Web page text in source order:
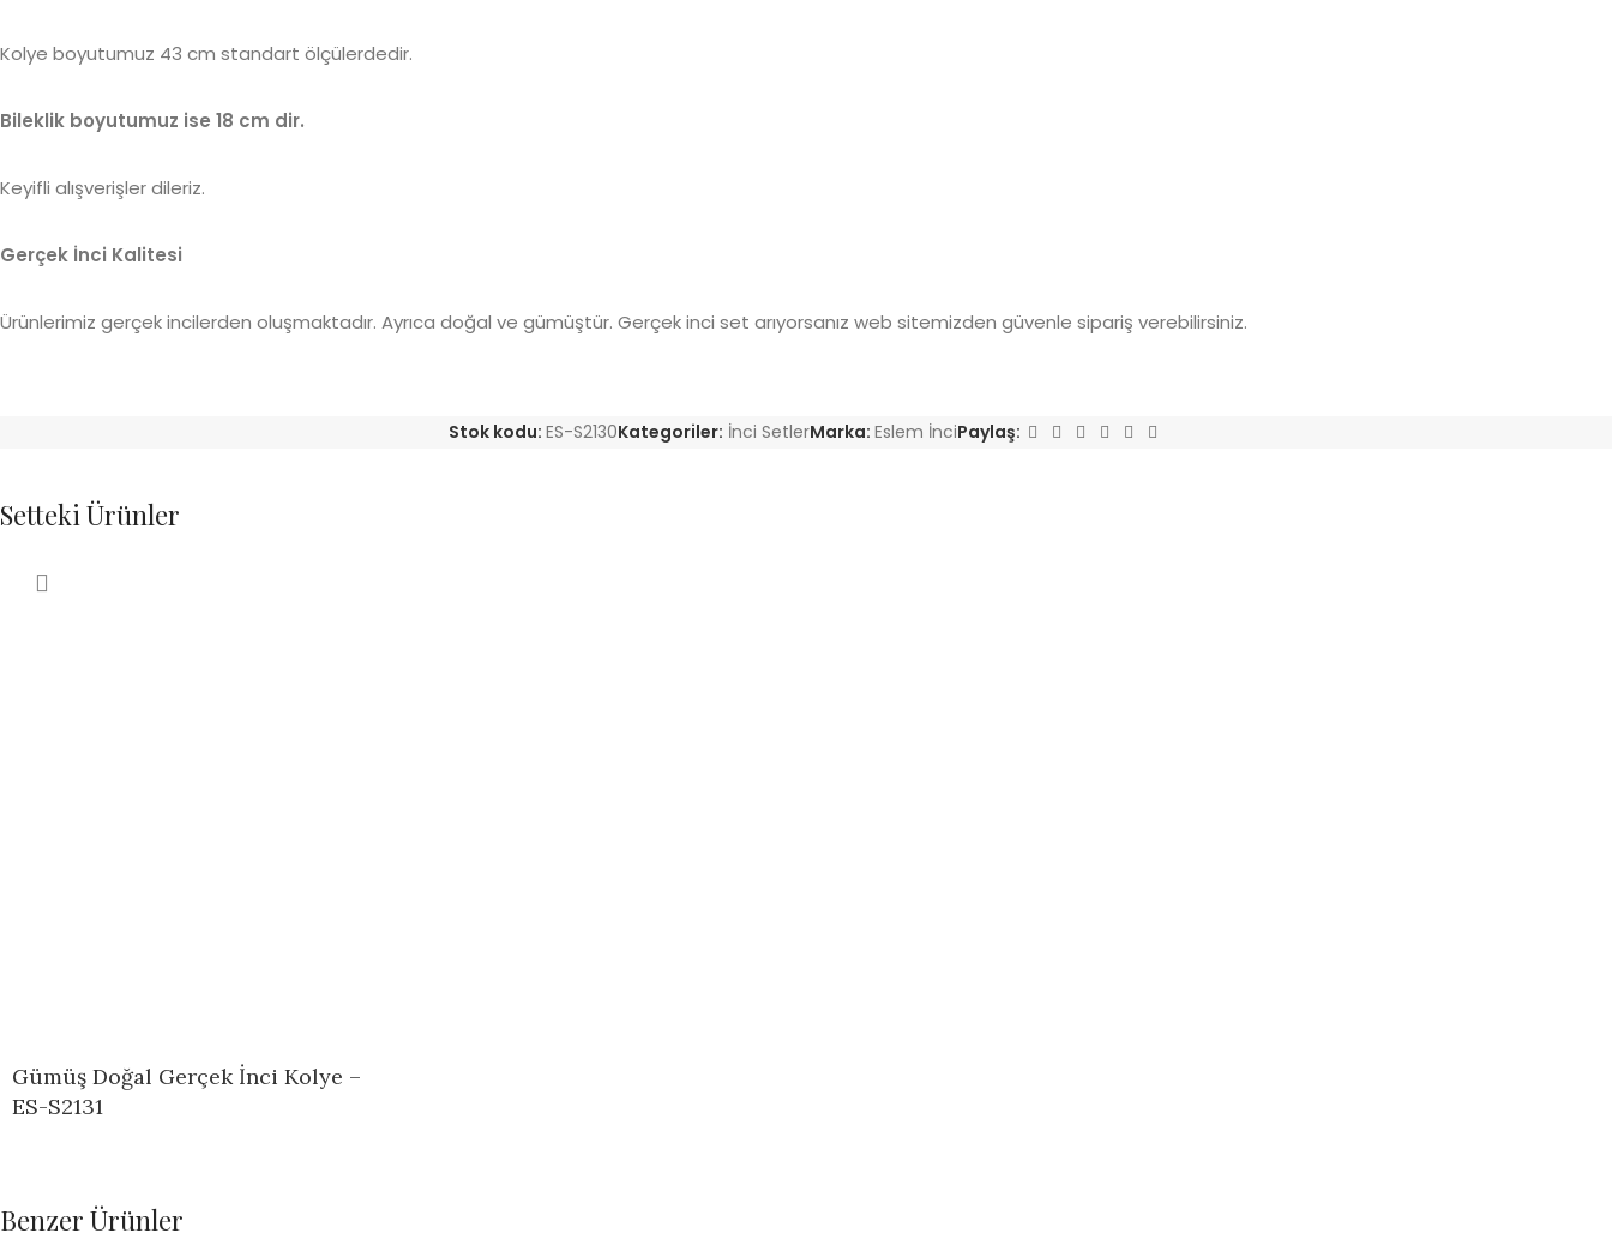
Kolye boyutumuz 43 cm standart ölçülerdedir.
Bileklik boyutumuz ise 18 cm dir.
Keyifli alışverişler dileriz.
Gerçek İnci Kalitesi
Ürünlerimiz gerçek incilerden oluşmaktadır. Ayrıca doğal ve gümüştür. Gerçek inci set arıyorsanız web sitemizden güvenle sipariş verebilirsiniz.
Stok kodu: ES-S2130Kategoriler: İnci SetlerMarka: Eslem İnciPaylaş:
Setteki Ürünler
Gümüş Doğal Gerçek İnci Kolye –
ES-S2131
Benzer Ürünler